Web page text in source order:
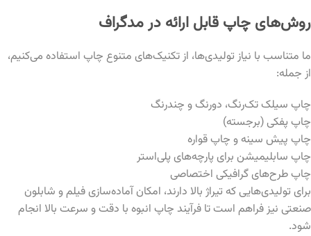
روش‌های چاپ قابل ارائه در مدگراف
ما متناسب با نیاز تولیدی‌ها، از تکنیک‌های متنوع چاپ استفاده می‌کنیم،
از جمله:
چاپ سیلک تک‌رنگ، دو‌رنگ و چندرنگ
چاپ پفکی (برجسته)
چاپ پیش سینه و چاپ قواره
چاپ سابلیمیشن برای پارچه‌های پلی‌استر
چاپ طرح‌های گرافیکی اختصاصی
برای تولیدی‌هایی که تیراژ بالا دارند، امکان آماده‌سازی فیلم و شابلون
صنعتی نیز فراهم است تا فرآیند چاپ انبوه با دقت و سرعت بالا انجام
شود.